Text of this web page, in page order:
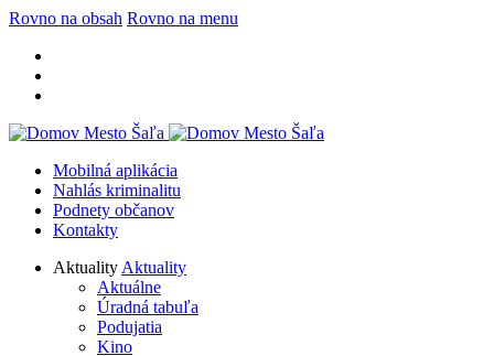
Rovno na obsah Rovno na menu
Mobilná aplikácia
Nahlás kriminalitu
Podnety občanov
Kontakty
Aktuality Aktuality
Aktuálne
Úradná tabuľa
Podujatia
Kino